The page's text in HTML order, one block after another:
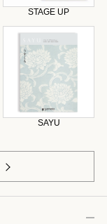
STAGE UP
SAYU